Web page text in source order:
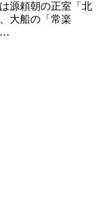
源頼朝の正室「北
大船の「常楽
…